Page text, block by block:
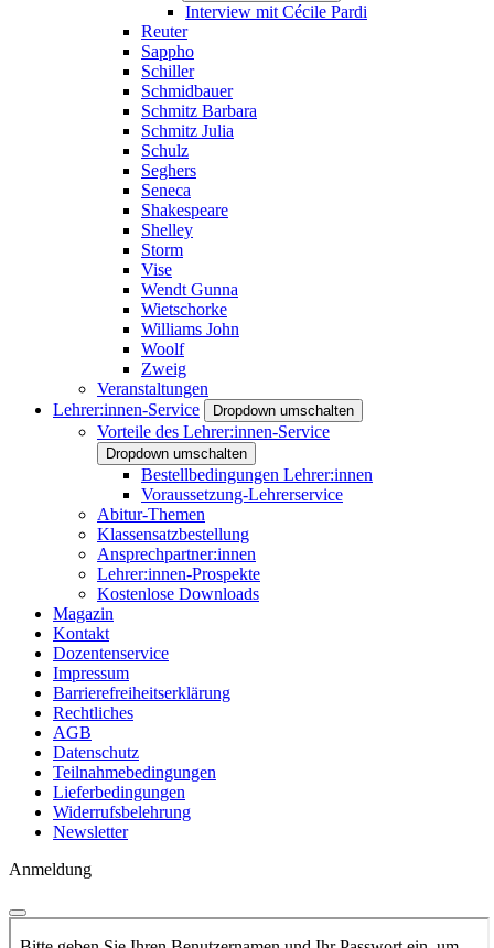
Interview mit Cécile Pardi
Reuter
Sappho
Schiller
Schmidbauer
Schmitz Barbara
Schmitz Julia
Schulz
Seghers
Seneca
Shakespeare
Shelley
Storm
Vise
Wendt Gunna
Wietschorke
Williams John
Woolf
Zweig
Veranstaltungen
Lehrer:innen-Service
Dropdown umschalten
Vorteile des Lehrer:innen-Service
Dropdown umschalten
Bestellbedingungen Lehrer:innen
Voraussetzung-Lehrerservice
Abitur-Themen
Klassensatzbestellung
Ansprechpartner:innen
Lehrer:innen-Prospekte
Kostenlose Downloads
Magazin
Kontakt
Dozentenservice
Impressum
Barrierefreiheitserklärung
Rechtliches
AGB
Datenschutz
Teilnahmebedingungen
Lieferbedingungen
Widerrufsbelehrung
Newsletter
Anmeldung